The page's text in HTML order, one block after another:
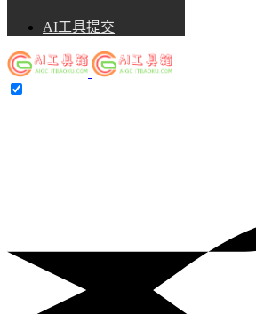
AI工具提交